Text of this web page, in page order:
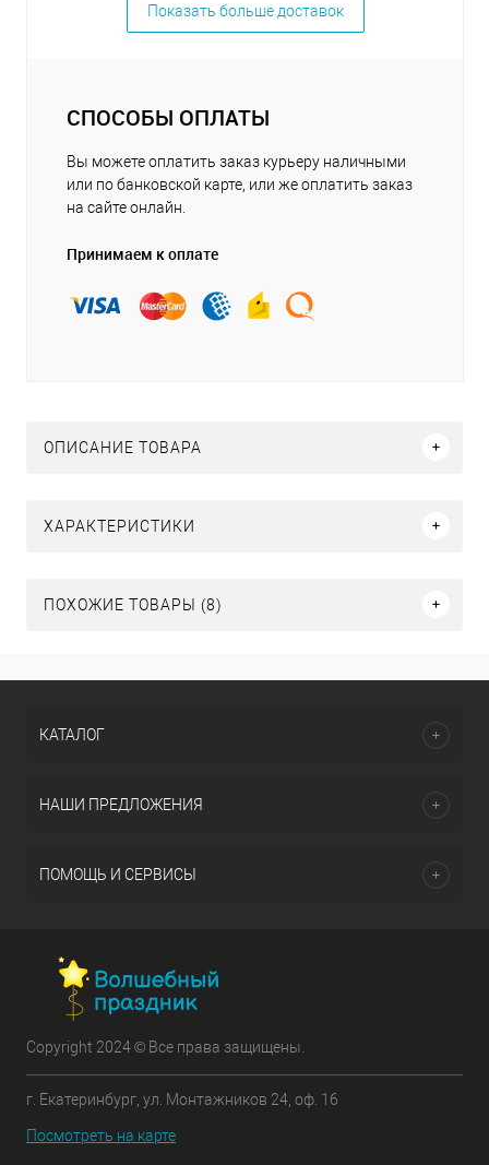
Показать больше доставок
СПОСОБЫ ОПЛАТЫ
Вы можете оплатить заказ курьеру наличными
или по банковской карте, или же оплатить заказ
на сайте онлайн.
Принимаем к оплате
ОПИСАНИЕ ТОВАРА
ХАРАКТЕРИСТИКИ
ПОХОЖИЕ ТОВАРЫ (8)
КАТАЛОГ
НАШИ ПРЕДЛОЖЕНИЯ
ПОМОЩЬ И СЕРВИСЫ
Copyright 2024 © Все права защищены.
г. Екатеринбург, ул. Монтажников 24, оф. 16
Посмотреть на карте